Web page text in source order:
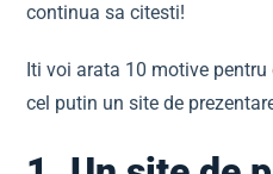
continua sa citesti!
Iti voi arata 10 motive
cel putin un site de